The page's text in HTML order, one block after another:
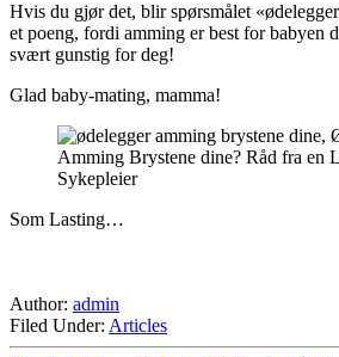
Hvis du gjør det, blir spørsmålet
et poeng, fordi amming er best for babyen
svært gunstig for deg!
Glad baby-mating, mamma!
Som Lasting…
Author: admin
Filed Under: Articles